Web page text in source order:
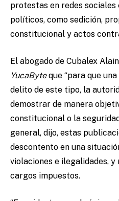
protestas en redes
políticos, como sedición,
constitucional y actos
El abogado de Cubalex
YucaByteque “para que
delito de este tipo, la
demostrar de manera
constitucional o la
general, dijo, estas
descontento en una
violaciones e ilegalidades, y
cargos impuestos.